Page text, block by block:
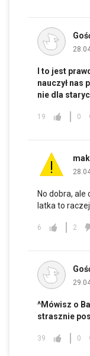
I to jest
nauczył nas
nie dla
19 0
No dobra,
latka to
6 2
^Mówisz o
strasznie
39 0